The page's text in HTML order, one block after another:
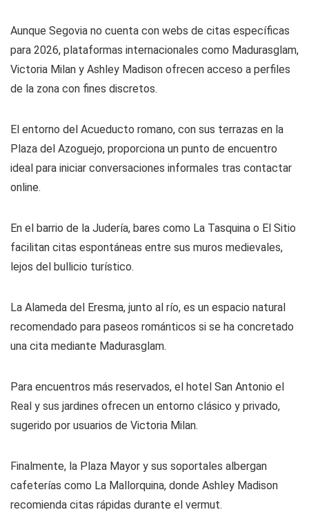
Aunque Segovia no cuenta con webs de citas específicas
para 2026, plataformas internacionales como Madurasglam,
Victoria Milan y Ashley Madison ofrecen acceso a perfiles
de la zona con fines discretos.
El entorno del Acueducto romano, con sus terrazas en la
Plaza del Azoguejo, proporciona un punto de encuentro
ideal para iniciar conversaciones informales tras contactar
online.
En el barrio de la Judería, bares como La Tasquina o El Sitio
facilitan citas espontáneas entre sus muros medievales,
lejos del bullicio turístico.
La Alameda del Eresma, junto al río, es un espacio natural
recomendado para paseos románticos si se ha concretado
una cita mediante Madurasglam.
Para encuentros más reservados, el hotel San Antonio el
Real y sus jardines ofrecen un entorno clásico y privado,
sugerido por usuarios de Victoria Milan.
Finalmente, la Plaza Mayor y sus soportales albergan
cafeterías como La Mallorquina, donde Ashley Madison
recomienda citas rápidas durante el vermut.